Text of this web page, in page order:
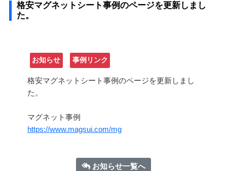
格安マグネットシート事例のページを更新しまし
た。
お知らせ 事例リンク
格安マグネットシート事例のページを更新しまし
た。
マグネット事例
https://www.magsui.com/mg
お知らせ一覧へ